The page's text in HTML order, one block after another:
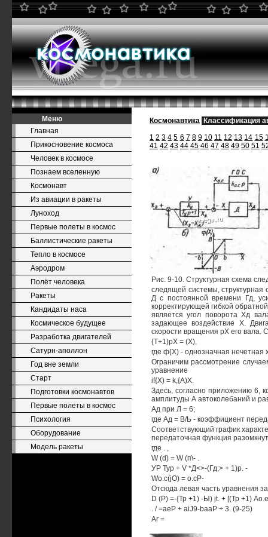
Меню
Главная
Прикосновение космоса
Человек в космосе
Познаем вселенную
Космонавт
Из авиации в ракеты
Луноход
Первые полеты в космос
Баллистические ракеты
Тепло в космосе
Аэродром
Полёт человека
Ракеты
Кандидаты наса
Космическое будущее
Разработка двигателей
Сатурн-аполлон
Год вне земли
Старт
Подготовки космонавтов
Первые полеты в космос
Психология
Оборудование
Модель ракеты
Космонавтика Классификация
1 2 3 4 5 6 7 8 9 10 11 12 13 14 15
41 42 43 44 45 46 47 48 49 50 51
Рис. 9-10. Структурная схема
следящей системы, структурная
Д с постоянной времени Гд,
корректирующей гибкой
является угол поворота Хд
задающее воздействие Х.
скорости вращения рХ его вала.
{Т+1)рХ = (Х),
где ф{Х) - однозначная нечетная
Ограничим рассмотрение
уравнение
if{X) = k,{A)X.
Здесь, согласно приложению 6,
амплитуды А автоколебаний и
Ад при Л = 6;
где Ад = В/Ь - коэффициент
Соответствующий график
передаточная функция
где . ,
W (d) = W (п\- .
УР Typ + V *Д<>-(Гд;> + 1)р. -
Wo.c(jO) = o.cP-
Отсюда левая часть уравнения
D (Р) =-{Тр +1) -Ы) jt. + [(Тр +1)
. / =aeP + aiJ9-baaP + 3. (9-25)
Ar =